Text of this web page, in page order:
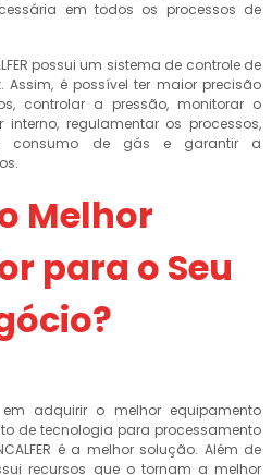
em todos os processos de
possui um sistema de controle de
Assim, é possível ter maior precisão
controlar a pressão, monitorar o
regulamentar os processos,
consumo de gás e garantir a
Melhor
para o Seu
adquirir o melhor equipamento
de tecnologia para processamento
é a melhor solução. Além de
recursos que o tornam a melhor